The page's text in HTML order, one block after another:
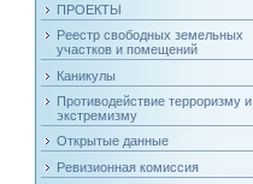
ПРОЕКТЫ
Реестр свободных земельных
участков и помещений
Каникулы
Противодействие терроризму и
экстремизму
Открытые данные
Ревизионная комиссия